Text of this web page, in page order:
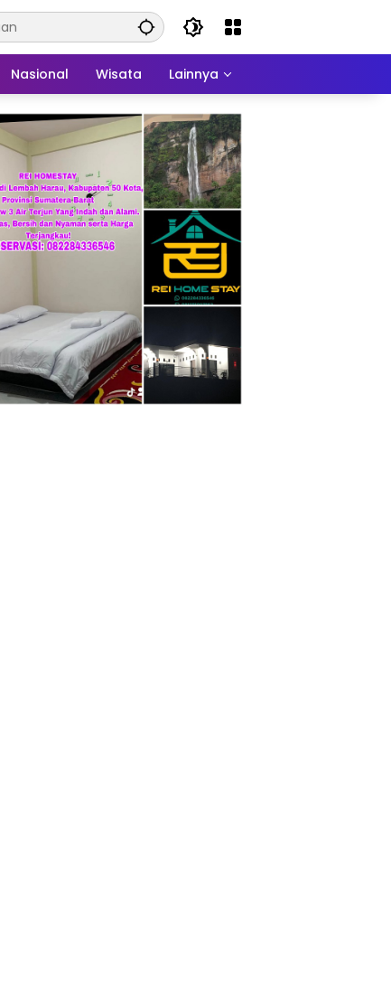
Nasional Wisata Lainnya